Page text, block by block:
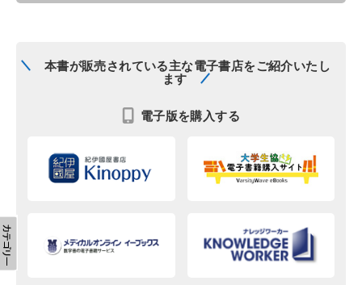
本書が販売されている主な電子書店をご紹介いたし
ます
電子版を購入する